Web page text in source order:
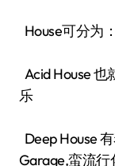
House可分为：
Acid House
乐
Deep House
Garage,蛮流行